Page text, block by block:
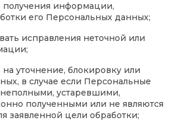
информации,
его Персональных данных;
неточной или
блокировку или
в случае если Персональные
устаревшими,
полученными или не являются
заявленной цели обработки;